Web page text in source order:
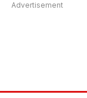
Advertisement